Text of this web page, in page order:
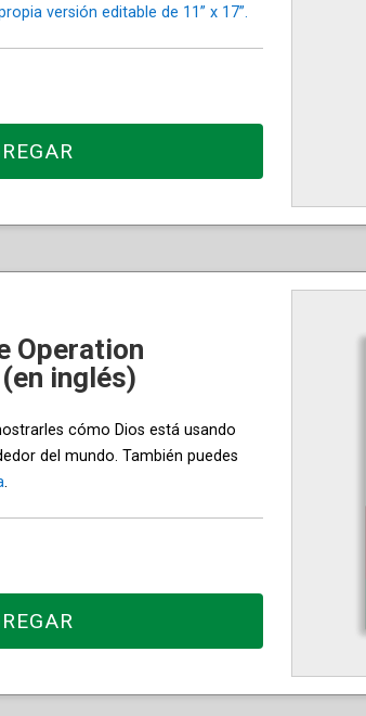
versión editable de 11” x 17”.
Operation
inglés)
cómo Dios está usando
del mundo. También puedes
.